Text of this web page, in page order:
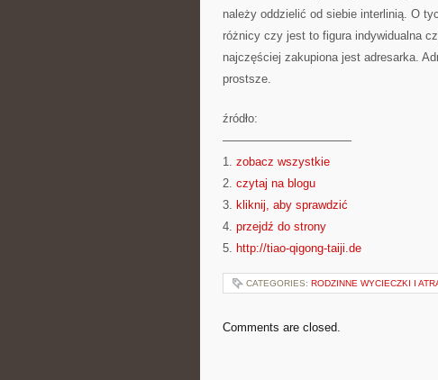
należy oddzielić od siebie interlinią. O
różnicy czy jest to figura indywidualna
najczęściej zakupiona jest adresarka.
prostsze.
źródło:
———————————
1. zobacz wszystkie
2. czytaj na blogu
3. kliknij, aby sprawdzić
4. przejdź do strony
5. http://tiao-qigong-taiji.de
CATEGORIES: RODZINNE WYCIECZKI I
Comments are closed.